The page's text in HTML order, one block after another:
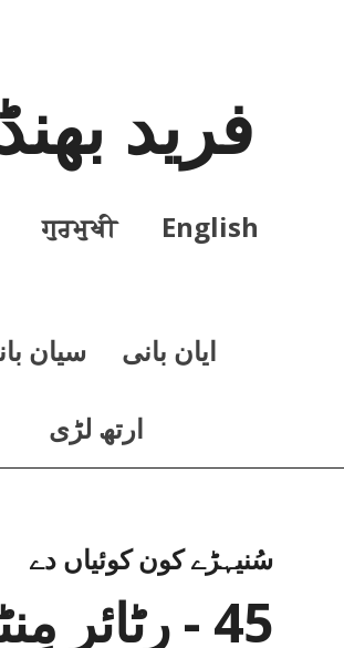
فرید
English
ਗੁਰਮੁਖੀ
ايان بانی سيان
ارتھ لڑی
سُنیہڑے کون کوئیاں دے
45 - رِٹائر